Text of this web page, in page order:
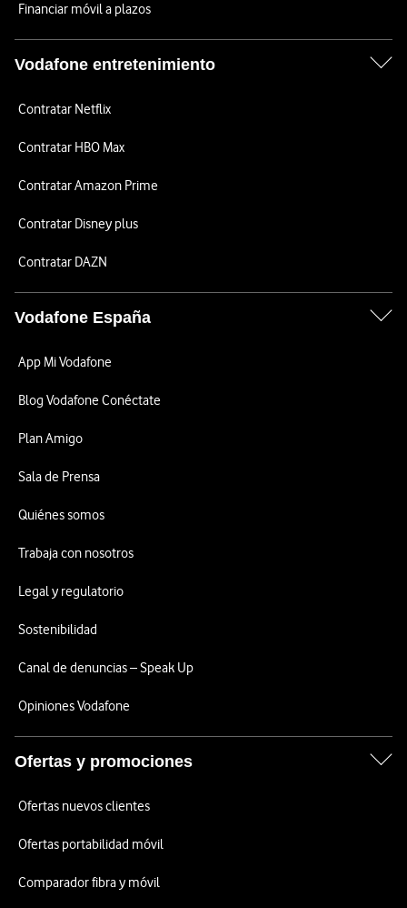
Financiar móvil a plazos
Vodafone entretenimiento
Contratar Netflix
Contratar HBO Max
Contratar Amazon Prime
Contratar Disney plus
Contratar DAZN
Vodafone España
App Mi Vodafone
Blog Vodafone Conéctate
Plan Amigo
Sala de Prensa
Quiénes somos
Trabaja con nosotros
Legal y regulatorio
Sostenibilidad
Canal de denuncias – Speak Up
Opiniones Vodafone
Ofertas y promociones
Ofertas nuevos clientes
Ofertas portabilidad móvil
Comparador fibra y móvil